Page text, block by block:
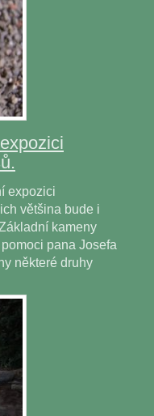
expozici
většina bude i
kameny
pana Josefa
některé druhy